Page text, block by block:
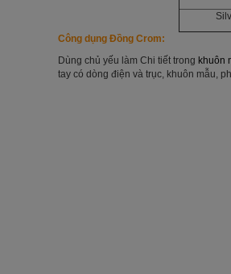
Công dụng Đồng Crom:
Dùng chủ yếu làm Chi tiết trong khuôn
tay có dòng điện và trục, khuôn mẫu,